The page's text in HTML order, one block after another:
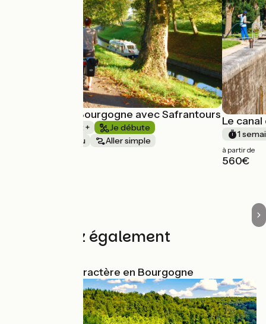
Le canal de Bourgogne avec Safrantours
1 semaine et +
Je débute
Au fil de l'eau
Aller simple
Le
1
à partir de
560€
Découvrez également
Les cités de caractère en Bourgogne